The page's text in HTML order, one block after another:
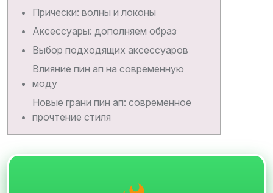
Прически: волны и локоны
Аксессуары: дополняем образ
Выбор подходящих аксессуаров
Влияние пин ап на современную
моду
Новые грани пин ап: современное
прочтение стиля